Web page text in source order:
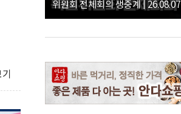
위원회 전체회의 생중계 | 26.08.07